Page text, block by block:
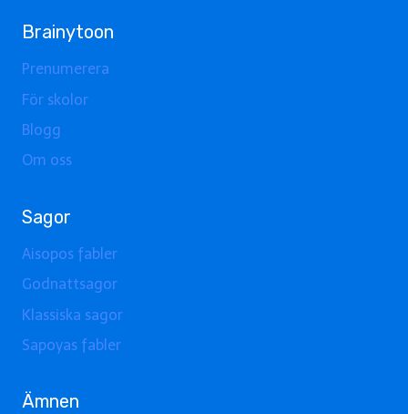
Brainytoon
Prenumerera
För skolor
Blogg
Om oss
Sagor
Aisopos fabler
Godnattsagor
Klassiska sagor
Sapoyas fabler
Ämnen